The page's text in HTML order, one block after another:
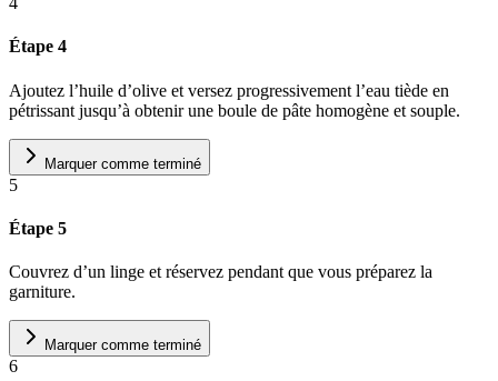
Étape 4
Ajoutez l’huile d’olive et versez progressivement l’eau tiède en
pétrissant jusqu’à obtenir une boule de pâte homogène et souple.
Marquer comme terminé
5
Étape 5
Couvrez d’un linge et réservez pendant que vous préparez la
garniture.
Marquer comme terminé
6